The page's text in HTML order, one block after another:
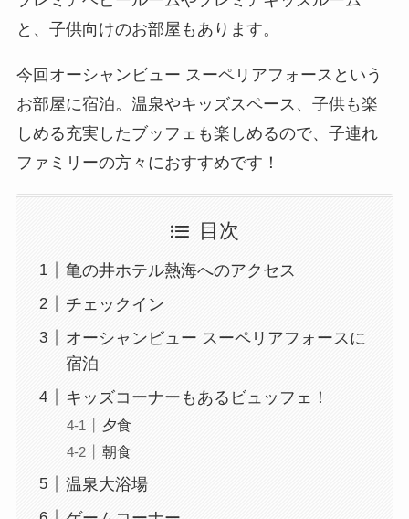
と、子供向けのお部屋もあります。
今回オーシャンビュー スーペリアフォースという
お部屋に宿泊。温泉やキッズスペース、子供も楽
しめる充実したブッフェも楽しめるので、子連れ
ファミリーの方々におすすめです！
目次
亀の井ホテル熱海へのアクセス
チェックイン
オーシャンビュー スーペリアフォースに
宿泊
キッズコーナーもあるビュッフェ！
夕食
朝食
温泉大浴場